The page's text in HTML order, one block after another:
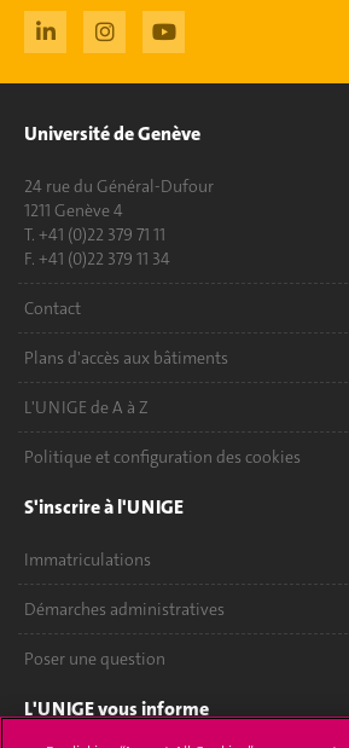
Université de Genève
24 rue du Général-Dufour
1211 Genève 4
T. +41 (0)22 379 71 11
F. +41 (0)22 379 11 34
Contact
Plans d'accès aux bâtiments
L'UNIGE de A à Z
Politique et configuration des cookies
S'inscrire à l'UNIGE
Immatriculations
Démarches administratives
Poser une question
L'UNIGE vous informe